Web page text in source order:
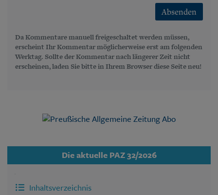
Absenden
Da Kommentare manuell freigeschaltet werden müssen,
erscheint Ihr Kommentar möglicherweise erst am folgenden
Werktag. Sollte der Kommentar nach längerer Zeit nicht
erscheinen, laden Sie bitte in Ihrem Browser diese Seite neu!
Die aktuelle PAZ 32/2026
Inhaltsverzeichnis